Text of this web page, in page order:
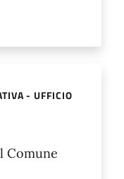
- UFFICIO
Comune